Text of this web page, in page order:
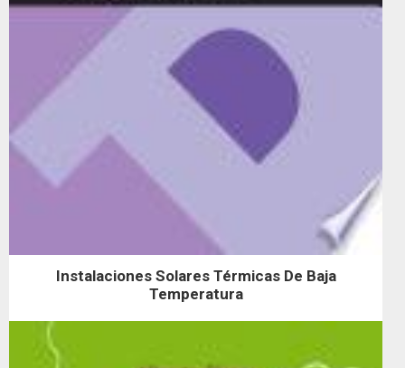
Instalaciones Solares Térmicas De Baja
Temperatura